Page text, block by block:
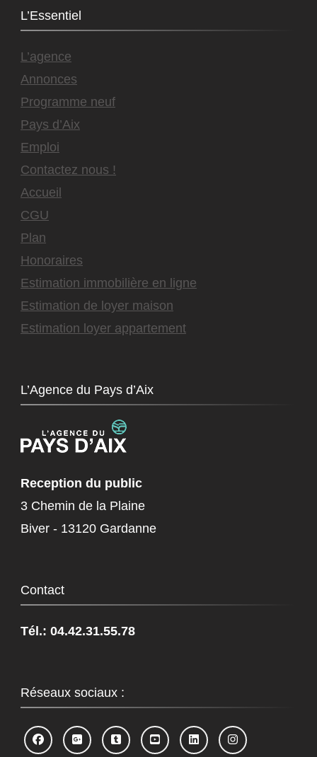
L’Essentiel
L’agence
Annonces
Programme neuf
Pays d’Aix
Emploi
Contactez nous !
Accueil
CGU
Plan
Honoraires
Estimation immobilière en ligne
Estimation de loyer maison
Estimation loyer appartement
L’Agence du Pays d’Aix
Reception du public
3 Chemin de la Plaine
Biver - 13120 Gardanne
Contact
Tél.: 04.42.31.55.78
Réseaux sociaux :